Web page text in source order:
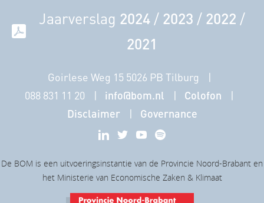
Jaarverslag 2024/ 2023 / 2022 /
2021
Goirlese Weg 15 5026 PB Tilburg
088 831 11 20
info@bom.nl
Colofon
Disclaimer
Governance
De BOM is een uitvoeringsinstantie van de Provincie Noord-Brabant en
het Ministerie van Economische Zaken & Klimaat